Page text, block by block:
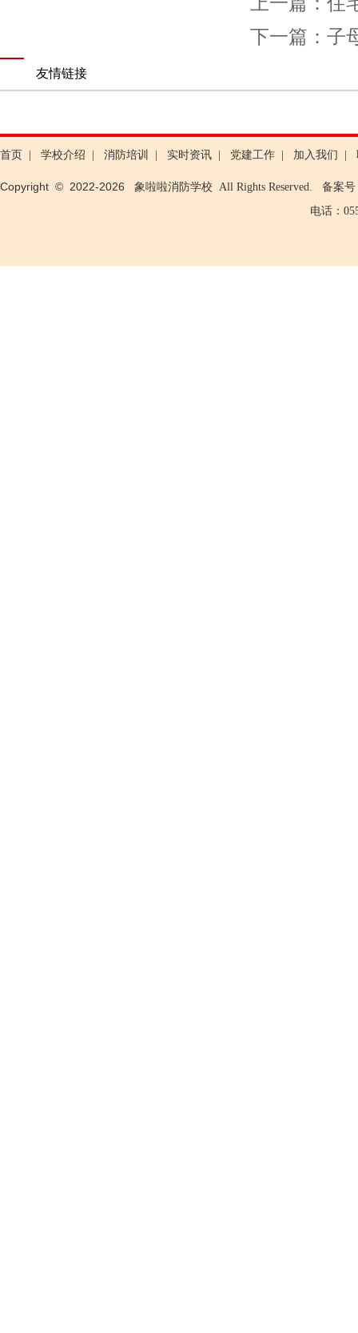
下一篇： 子
友情链接
首页 学校介绍 消防培训 实时资讯 党建工作 加入我们
Copyright © 2022-2026
象啦啦消防学校 All Rights Reserved. 备案号
电话：